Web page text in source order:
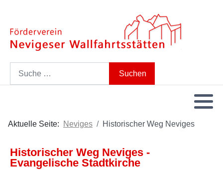
Suchen
Aktuelle Seite: Neviges Historischer Weg Neviges
Historischer Weg Neviges -
Evangelische Stadtkirche